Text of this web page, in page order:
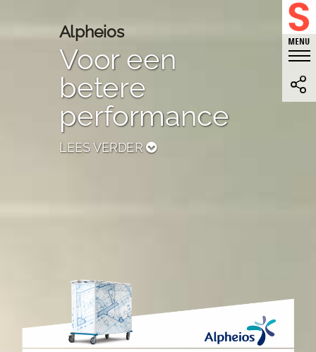
Alpheios
Voor een
betere
performance
LEES VERDER